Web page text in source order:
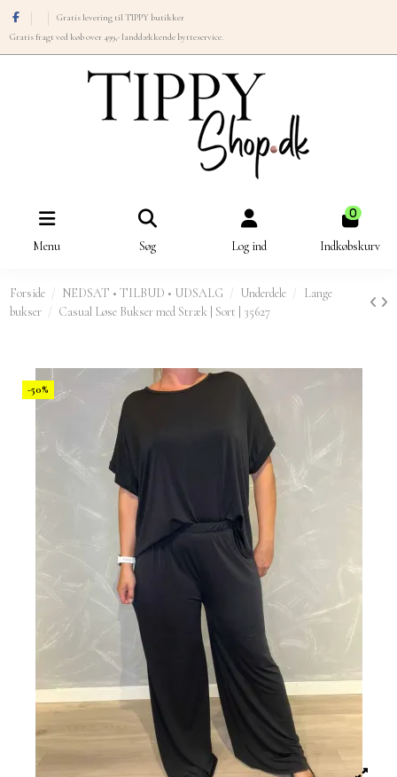
Gratis levering til TIPPY butikker
Gratis fragt ved køb over 499,- landdækkende bytteservice.
Menu Søg Log ind
0
Indkøbskurv
Forside NEDSAT • TILBUD • UDSALG Underdele
Lange
bukser
Casual Løse Bukser med Stræk | Sort | 35627
-50%